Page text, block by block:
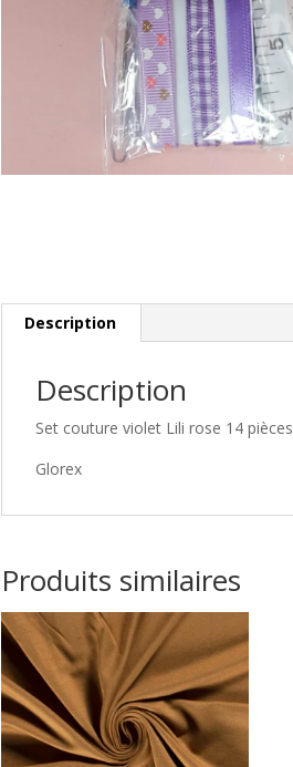
Description
Description
Set couture violet Lili rose 14 pièces
Glorex
Produits similaires